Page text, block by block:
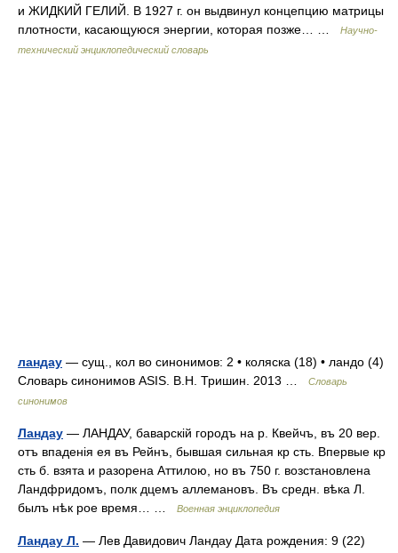
и ЖИДКИЙ ГЕЛИЙ. В 1927 г. он выдвинул концепцию матрицы
плотности, касающуюся энергии, которая позже… …
Научно-
технический энциклопедический словарь
ландау — сущ., кол во синонимов: 2 • коляска (18) • ландо (4)
Словарь синонимов ASIS. В.Н. Тришин. 2013 …
Словарь
синонимов
Ландау — ЛАНДАУ, баварскій городъ на р. Квейчъ, въ 20 вер.
отъ впаденія ея въ Рейнъ, бывшая сильная кр сть. Впервые кр
сть б. взята и разорена Аттилою, но въ 750 г. возстановлена
Ландфридомъ, полк дцемъ аллемановъ. Въ средн. вѣка Л.
былъ нѣк рое время… …
Военная энциклопедия
Ландау Л. — Лев Давидович Ландау Дата рождения: 9 (22)